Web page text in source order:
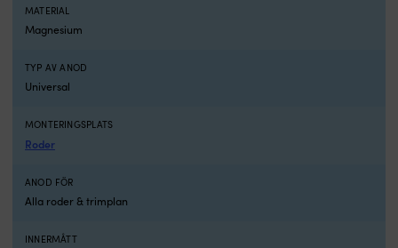
MATERIAL
Magnesium
TYP AV ANOD
Universal
MONTERINGSPLATS
Roder
ANOD FÖR
Alla roder & trimplan
INNERMÅTT